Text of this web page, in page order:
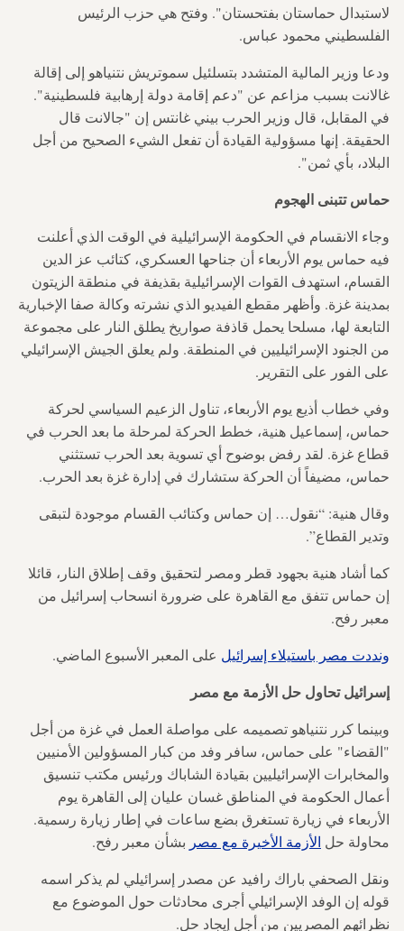
لاستبدال حماستان بفتحستان". وفتح هي حزب الرئيس
الفلسطيني محمود عباس.
ودعا وزير المالية المتشدد بتسلئيل سموتريش نتنياهو إلى إقالة
غالانت بسبب مزاعم عن "دعم إقامة دولة إرهابية فلسطينية".
في المقابل، قال وزير الحرب بيني غانتس إن "جالانت قال
الحقيقة. إنها مسؤولية القيادة أن تفعل الشيء الصحيح من أجل
البلاد، بأي ثمن".
حماس تتبنى الهجوم
وجاء الانقسام في الحكومة الإسرائيلية في الوقت الذي أعلنت
فيه حماس يوم الأربعاء أن جناحها العسكري، كتائب عز الدين
القسام، استهدف القوات الإسرائيلية بقذيفة في منطقة الزيتون
بمدينة غزة. وأظهر مقطع الفيديو الذي نشرته وكالة صفا الإخبارية
التابعة لها، مسلحا يحمل قاذفة صواريخ يطلق النار على مجموعة
من الجنود الإسرائيليين في المنطقة. ولم يعلق الجيش الإسرائيلي
على الفور على التقرير.
وفي خطاب أذيع يوم الأربعاء، تناول الزعيم السياسي لحركة
حماس، إسماعيل هنية، خطط الحركة لمرحلة ما بعد الحرب في
قطاع غزة. لقد رفض بوضوح أي تسوية بعد الحرب تستثني
حماس، مضيفاً أن الحركة ستشارك في إدارة غزة بعد الحرب.
وقال هنية: “نقول… إن حماس وكتائب القسام موجودة لتبقى
وتدير القطاع”.
كما أشاد هنية بجهود قطر ومصر لتحقيق وقف إطلاق النار، قائلا
إن حماس تتفق مع القاهرة على ضرورة انسحاب إسرائيل من
معبر رفح.
ونددت مصر باستيلاء إسرائيل على المعبر الأسبوع الماضي.
إسرائيل تحاول حل الأزمة مع مصر
وبينما كرر نتنياهو تصميمه على مواصلة العمل في غزة من أجل
"القضاء" على حماس، سافر وفد من كبار المسؤولين الأمنيين
والمخابرات الإسرائيليين بقيادة الشاباك ورئيس مكتب تنسيق
أعمال الحكومة في المناطق غسان عليان إلى القاهرة يوم
الأربعاء في زيارة تستغرق بضع ساعات في إطار زيارة رسمية.
محاولة حل الأزمة الأخيرة مع مصر بشأن معبر رفح.
ونقل الصحفي باراك رافيد عن مصدر إسرائيلي لم يذكر اسمه
قوله إن الوفد الإسرائيلي أجرى محادثات حول الموضوع مع
نظرائهم المصريين من أجل إيجاد حل.